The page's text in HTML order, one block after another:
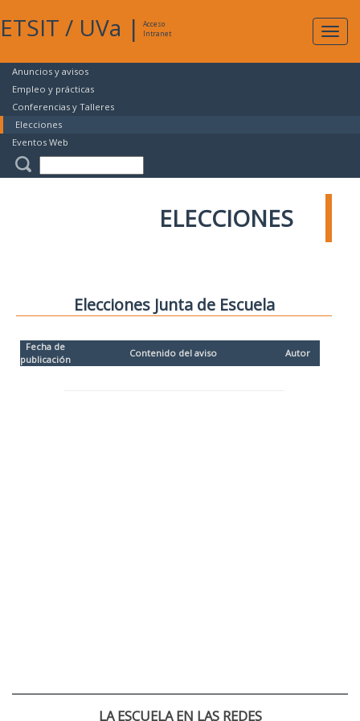
ETSIT / UVa |
Acceso
Intranet
Anuncios y avisos
Empleo y prácticas
Conferencias y Talleres
Elecciones
Eventos Web
ELECCIONES
Elecciones Junta de Escuela
Fecha de
publicación
Contenido del aviso Autor
LA ESCUELA EN LAS REDES